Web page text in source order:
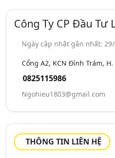
Công Ty CP Đầu Tư
Ngày cập nhật gần nhất: 29/
Cổng A2, KCN Đình Trám, H.
0825115986
Ngohieu1803@gmail.com
THÔNG TIN LIÊN HỆ